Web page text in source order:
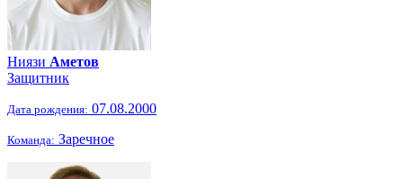
Ниязи Аметов
Защитник
Дата рождения: 07.08.2000
Команда: Заречное